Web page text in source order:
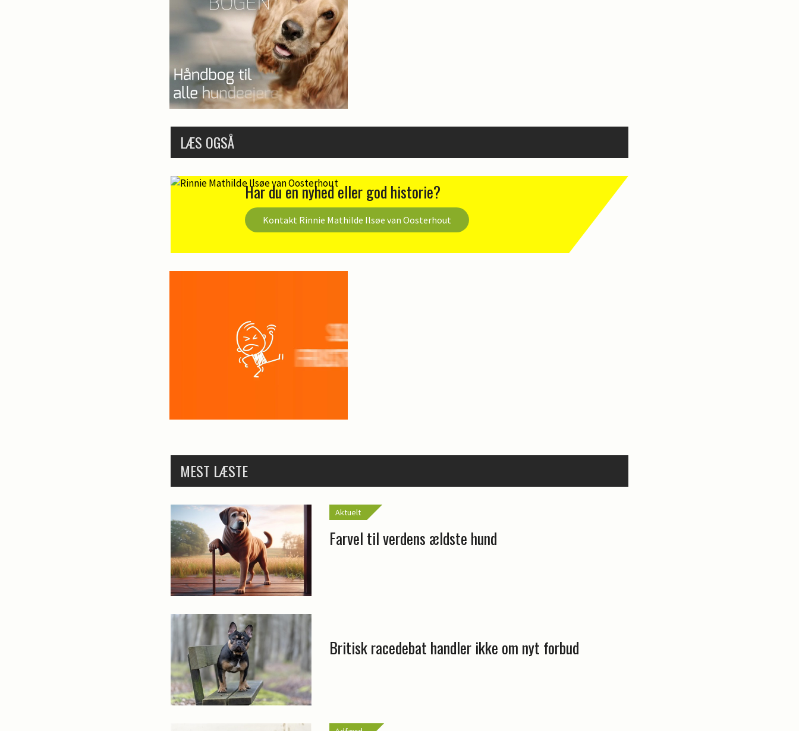
LÆS OGSÅ
Har du en nyhed eller god historie?
Kontakt Rinnie Mathilde Ilsøe van Oosterhout
MEST LÆSTE
Aktuelt
Farvel til verdens ældste hund
Britisk racedebat handler ikke om nyt forbud